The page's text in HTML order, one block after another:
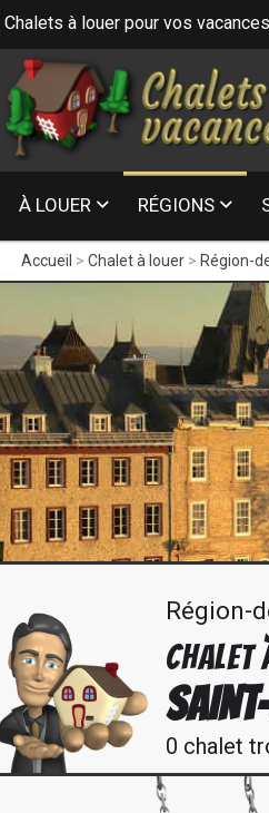
Chalets à louer pour vos
À LOUER RÉGIONS
Accueil Chalet à louer Région-
Région-
CHALET
0 chalet